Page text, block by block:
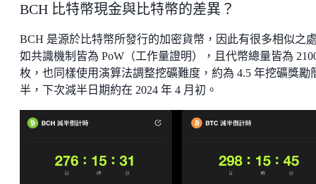
BCH 比特幣現金與比特幣的差異？
BCH 是源於比特幣所發行的加密貨幣，因此有很多相似之
如共識機制皆為 PoW（工作量證明），且代幣總量皆為
枚，也同樣使用演算法調整挖礦難度，約為 4.5 年挖礦獎勵
半，下次減半日期約在 2024 年 4 月初。